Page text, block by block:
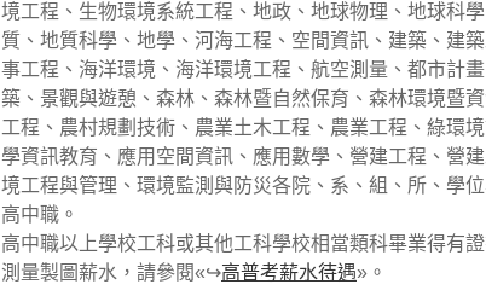
境工程、生物環境系統工程、地政、地球物理、地球科
質、地質科學、地學、河海工程、空間資訊、建築、建
事工程、海洋環境、海洋環境工程、航空測量、都市計
築、景觀與遊憩、森林、森林暨自然保育、森林環境暨
工程、農村規劃技術、農業土木工程、農業工程、綠環
學資訊教育、應用空間資訊、應用數學、營建工程、營
境工程與管理、環境監測與防災各院、系、組、所、學
高中職。
高中職以上學校工科或其他工科學校相當類科畢業得有證
測量製圖薪水，請參閱«↪高普考薪水待遇»。